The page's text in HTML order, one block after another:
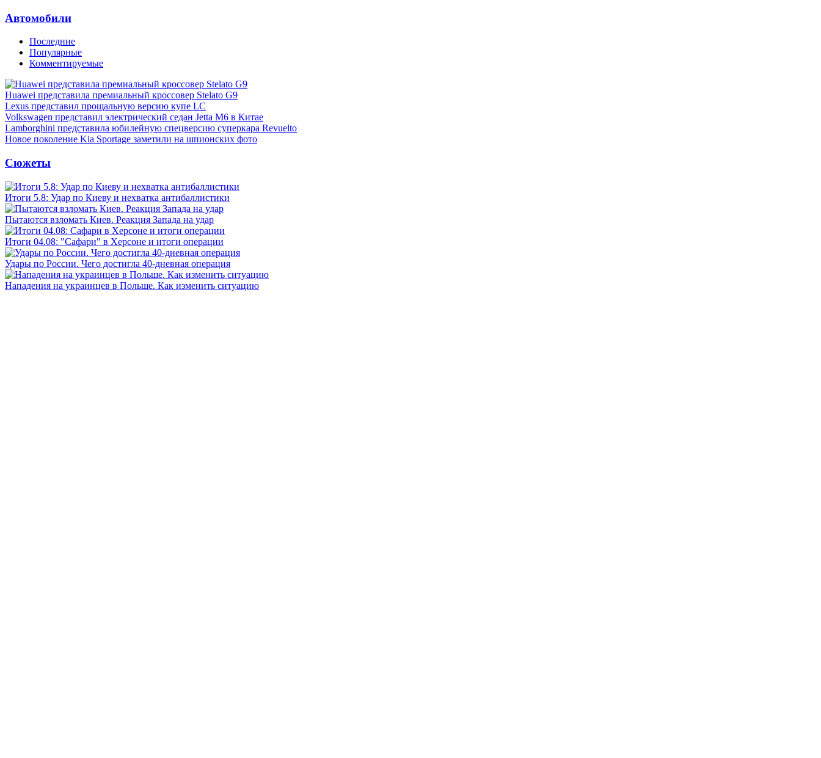
Автомобили
Последние
Популярные
Комментируемые
Huawei представила премиальный кроссовер Stelato G9
Lexus представил прощальную версию купе LC
Volkswagen представил электрический седан Jetta M6 в Китае
Lamborghini представила юбилейную спецверсию суперкара Revuelto
Новое поколение Kia Sportage заметили на шпионских фото
Сюжеты
Итоги 5.8: Удар по Киеву и нехватка антибаллистики
Пытаются взломать Киев. Реакция Запада на удар
Итоги 04.08: "Сафари" в Херсоне и итоги операции
Удары по России. Чего достигла 40-дневная операция
Нападения на украинцев в Польше. Как изменить ситуацию